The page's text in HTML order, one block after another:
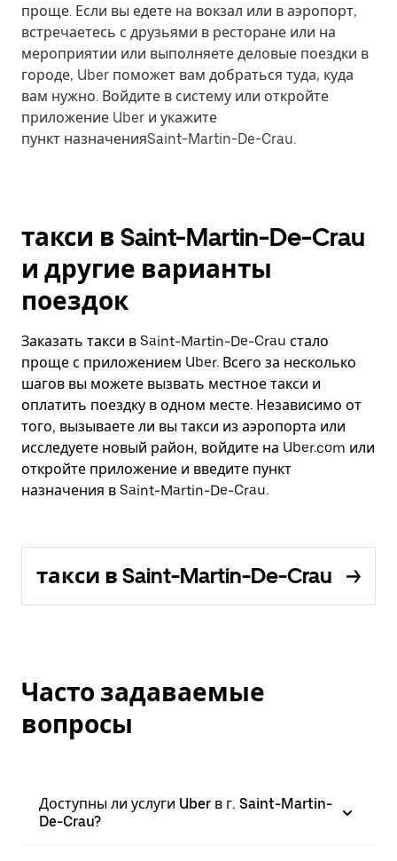
проще. Если вы едете на вокзал или в аэропорт,
встречаетесь с друзьями в ресторане или на
мероприятии или выполняете деловые поездки в
городе, Uber поможет вам добраться туда, куда
вам нужно. Войдите в систему или откройте
приложение Uber и укажите
пункт назначенияSaint-Martin-De-Crau.
такси в Saint-Martin-De-Crau
и другие варианты
поездок
Заказать такси в Saint-Martin-De-Crau стало
проще с приложением Uber. Всего за несколько
шагов вы можете вызвать местное такси и
оплатить поездку в одном месте. Независимо от
того, вызываете ли вы такси из аэропорта или
исследуете новый район, войдите на Uber.com или
откройте приложение и введите пункт
назначения в Saint-Martin-De-Crau.
такси в Saint-Martin-De-Crau
Часто задаваемые
вопросы
Доступны ли услуги Uber в г. Saint-Martin-
De-Crau?